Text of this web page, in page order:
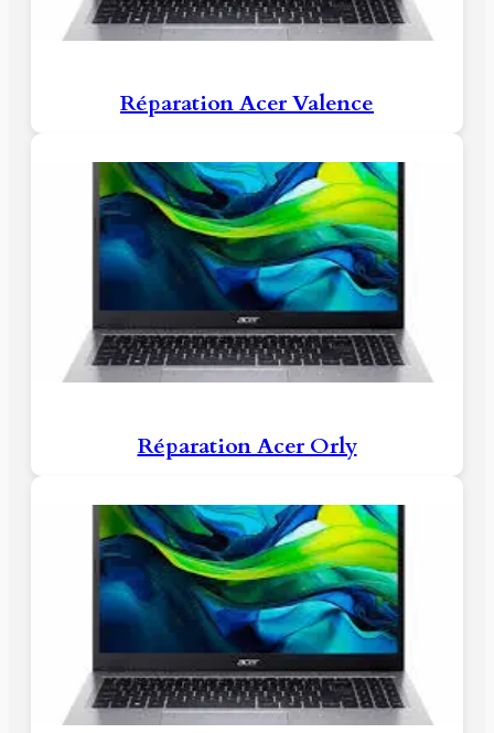
Réparation Acer Valence
Réparation Acer Orly